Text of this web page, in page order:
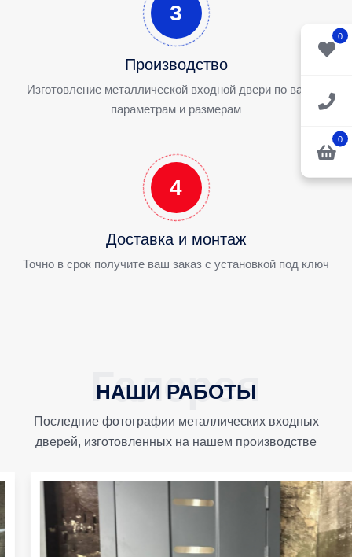
0
0
3
Производство
Изготовление металлической входной двери по вашим
параметрам и размерам
4
Доставка и монтаж
Точно в срок получите ваш заказ с установкой под ключ
НАШИ РАБОТЫ
Последние фотографии металлических входных
дверей, изготовленных на нашем производстве